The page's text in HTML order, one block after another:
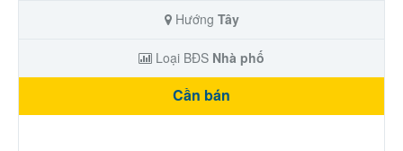
Đất ở
Hướng Tây
Loại BĐS Nhà phố
Cần bán